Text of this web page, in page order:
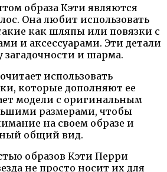
образа Кэти являются
Она любит использовать
как шляпы или повязки с
и аксессуарами. Эти детали
загадочности и шарма.
использовать
которые дополняют ее
модели с оригинальным
размерами, чтобы
на своем образе и
общий вид.
образов Кэти Перри
не просто носит их для